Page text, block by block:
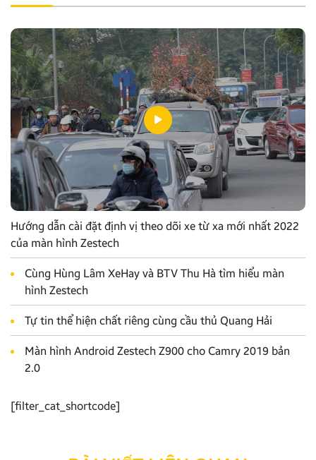
Hướng dẫn cài đặt định vị theo dõi xe từ xa mới nhất 2022
của màn hình Zestech
Cùng Hùng Lâm XeHay và BTV Thu Hà tìm hiểu màn
hình Zestech
Tự tin thể hiện chất riêng cùng cầu thủ Quang Hải
Màn hình Android Zestech Z900 cho Camry 2019 bản
2.0
[filter_cat_shortcode]